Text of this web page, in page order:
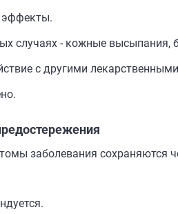
случаях - кожные высыпания,
с другими
заболевания сохраняются